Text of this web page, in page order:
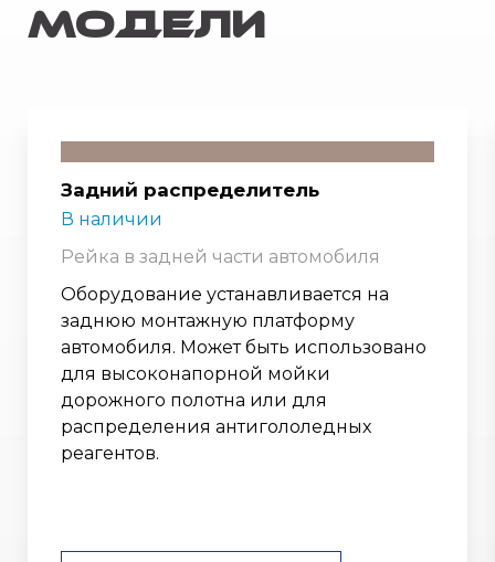
модели
Задний распределитель
В наличии
Рейка в задней части автомобиля
Оборудование устанавливается на
заднюю монтажную платформу
автомобиля. Может быть использовано
для высоконапорной мойки
дорожного полотна или для
распределения антигололедных
реагентов.